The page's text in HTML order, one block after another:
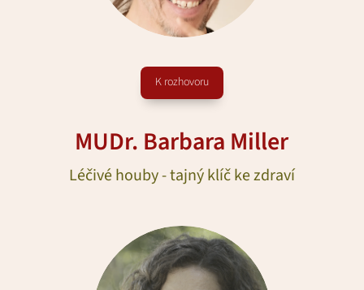
K rozhovoru
MUDr. Barbara Miller
Léčivé houby - tajný klíč ke zdraví